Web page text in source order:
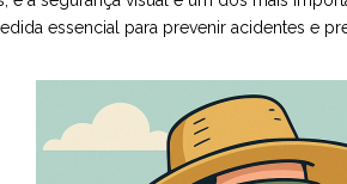
essencial para prevenir acidentes e